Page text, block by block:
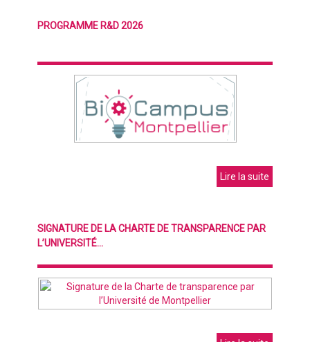
PROGRAMME R&D 2026
Lire la suite
SIGNATURE DE LA CHARTE DE TRANSPARENCE PAR
L’UNIVERSITÉ...